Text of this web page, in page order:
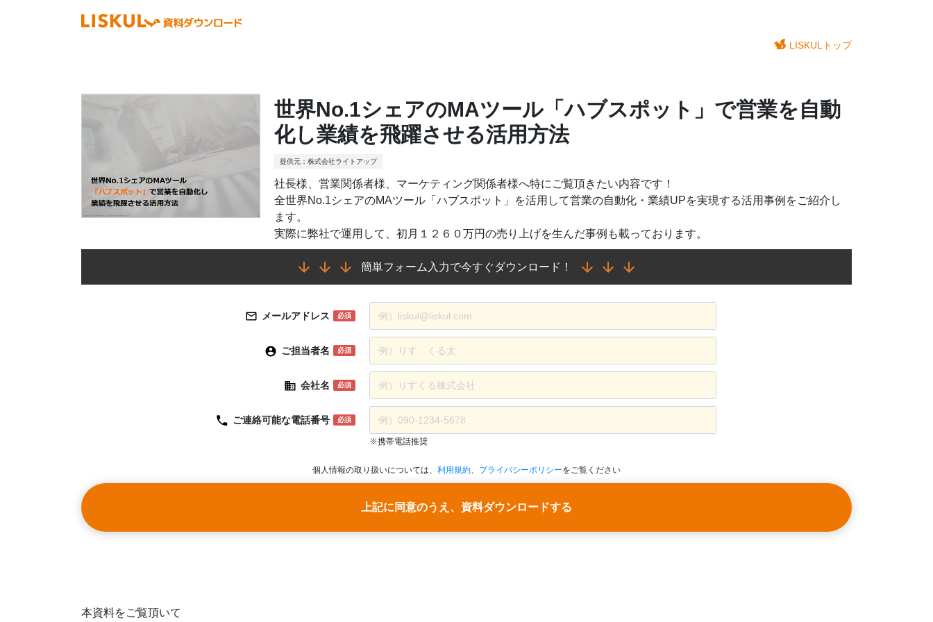
LISKULトップ
世界No.1シェアのMAツール「ハブスポット」で営業を自動
化し業績を飛躍させる活用方法
提供元：株式会社ライトアップ
社長様、営業関係者様、マーケティング関係者様へ特にご覧頂きたい内容です！
全世界No.1シェアのMAツール「ハブスポット」を活用して営業の自動化・業績UPを実現する活用事例をご紹介し
ます。
実際に弊社で運用して、初月１２６０万円の売り上げを生んだ事例も載っております。
簡単フォーム入力で今すぐダウンロード！
メールアドレス 必須
ご担当者名 必須
会社名 必須
ご連絡可能な電話番号 必須
※携帯電話推奨
個人情報の取り扱いについては、 利用規約、 プライバシーポリシーをご覧ください
上記に同意のうえ、資料ダウンロードする
本資料をご覧頂いて